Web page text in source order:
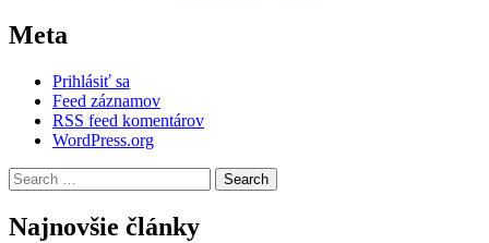
Meta
Prihlásiť sa
Feed záznamov
RSS feed komentárov
WordPress.org
Search
for:
Najnovšie články